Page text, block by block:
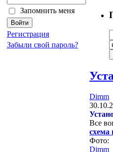
Запомнить меня
Регистрация
Забыли свой пароль?
Dimm
Все
схема
Фото:
Dimm